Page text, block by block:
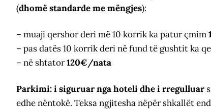
(dhomë standarde me mëngjes):
– muaji qershor deri më 10 korrik ka patur çmim
– pas datës 10 korrik deri në fund të gushtit ka
– në shtator120€/nata
Parkimi:i siguruar nga hoteli dhe i rregulluar
edhe nëntokë. Teksa ngjitesha nëpër shkallët